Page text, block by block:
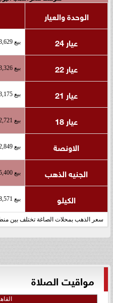
الوحدة والعيار
عيار 24
بيع 3,629 شراء 3,686
عيار 22 بيع 3,326 شراء 3,379
عيار 21 بيع 3,175 شراء 3,225
عيار 18 بيع 2,721 شراء 2,764
الاونصة بيع 112,849 شراء 114,626
الجنيه الذهب بيع 25,400 شراء 25,800
الكيلو بيع 3,628,571 شراء 3,685,714
سعر الذهب بمحلات الصاغة تختلف بين
مواقيت الصلاة